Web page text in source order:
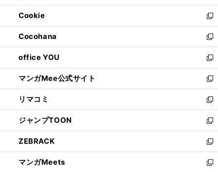
開
く
ウ
で
開
く
ン
ド
ウ
で
開
く
ウ
ィ
ン
ド
ウ
で
開
く
Cookie
新
し
い
ウ
ィ
ン
ド
ウ
で
開
く
Cocohana
新
し
い
ウ
ィ
ン
ド
ウ
で
開
く
office YOU
新
し
い
ウ
ィ
ン
ド
ウ
で
開
く
マンガMee公式サイト
新
し
い
ウ
ィ
ン
ド
ウ
で
リマコミ
新
し
い
ウ
ィ
ン
ド
ジャンプTOON
新
し
い
ウ
ィ
ZEBRACK
新
し
い
マンガMeets
新